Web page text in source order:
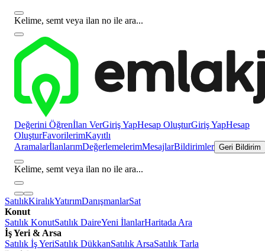
Kelime, semt veya ilan no ile ara...
Değerini Öğrenİlan VerGiriş YapHesap OluşturGiriş YapHesap
OluşturFavorilerimKayıtlı
AramalarİlanlarımDeğerlemelerimMesajlarBildirimler Geri Bildirim
Kelime, semt veya ilan no ile ara...
SatılıkKiralıkYatırımDanışmanlarSat
Konut
Satılık KonutSatılık DaireYeni İlanlarHaritada Ara
İş Yeri & Arsa
Satılık İş YeriSatılık DükkanSatılık ArsaSatılık Tarla